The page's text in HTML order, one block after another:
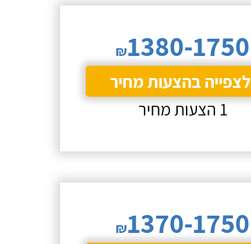
₪1380-1750
לצפייה בהצעות מחיר
1 הצעות מחיר
₪1370-1750